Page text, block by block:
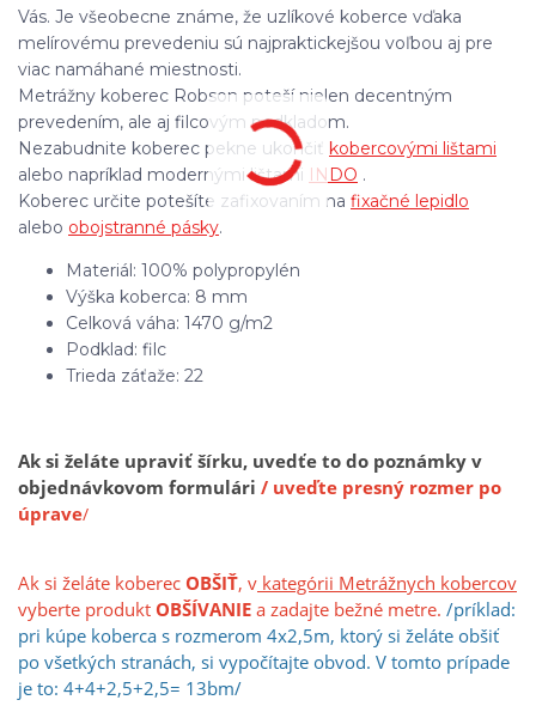
Vás. Je všeobecne známe, že uzlíkové koberce vďaka
melírovému prevedeniu sú najpraktickejšou voľbou aj pre
viac namáhané miestnosti.
Metrážny koberec Robson poteší nielen decentným
prevedením, ale aj filcovým podkladom.
Nezabudnite koberec pekne ukončiť kobercovými lištami
alebo napríklad modernými lištami INDO .
Koberec určite potešíte zafixovaním na fixačné lepidlo
alebo obojstranné pásky.
Materiál: 100% polypropylén
Výška koberca: 8 mm
Celková váha: 1470 g/m2
Podklad: filc
Trieda záťaže: 22
Ak si želáte upraviť šírku, uvedťe to do poznámky v
objednávkovom formulári / uveďte presný rozmer po
úprave/
Ak si želáte koberec OBŠIŤ, v kategórii Metrážnych kobercov
vyberte produkt OBŠÍVANIEa zadajte bežné metre. /príklad:
pri kúpe koberca s rozmerom 4x2,5m, ktorý si želáte obšiť
po všetkých stranách, si vypočítajte obvod. V tomto prípade
je to: 4+4+2,5+2,5= 13bm/